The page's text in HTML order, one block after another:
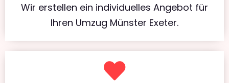
Wir erstellen ein individuelles Angebot für
Ihren Umzug Münster Exeter.